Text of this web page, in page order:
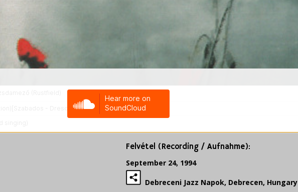
Felvétel (Recording / Aufnahme):
September 24, 1994
Debreceni Jazz Napok, Debrecen, Hungary